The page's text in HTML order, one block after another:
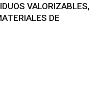
VALORIZABLES,
DE